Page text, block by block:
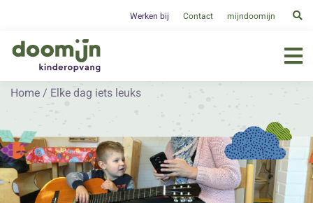
Werken bij Contact mijndoomijn
Home / Elke dag iets leuks